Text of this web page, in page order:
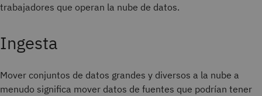
trabajadores que operan la nube de datos.
Ingesta
Mover conjuntos de datos grandes y diversos a la nube a
menudo significa mover datos de fuentes que podrían tener